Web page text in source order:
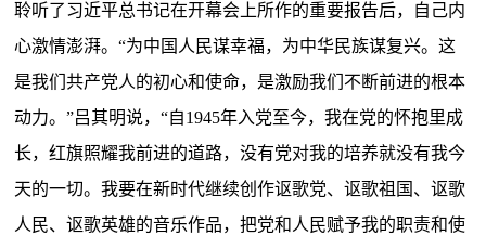
聆听了习近平总书记在开幕会上所作的重要报告后，自己内
心激情澎湃。“为中国人民谋幸福，为中华民族谋复兴。这
是我们共产党人的初心和使命，是激励我们不断前进的根本
动力。”吕其明说，“自1945年入党至今，我在党的怀抱里成
长，红旗照耀我前进的道路，没有党对我的培养就没有我今
天的一切。我要在新时代继续创作讴歌党、讴歌祖国、讴歌
人民、讴歌英雄的音乐作品，把党和人民赋予我的职责和使